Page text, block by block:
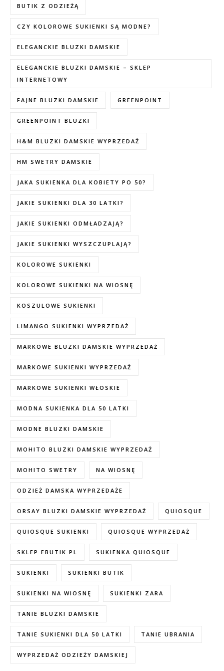
BUTIK Z ODZIEŻĄ
CZY KOLOROWE SUKIENKI SĄ MODNE?
ELEGANCKIE BLUZKI DAMSKIE
ELEGANCKIE BLUZKI DAMSKIE – SKLEP
INTERNETOWY
FAJNE BLUZKI DAMSKIE GREENPOINT
GREENPOINT BLUZKI
H&M BLUZKI DAMSKIE WYPRZEDAŻ
HM SWETRY DAMSKIE
JAKA SUKIENKA DLA KOBIETY PO 50?
JAKIE SUKIENKI DLA 30 LATKI?
JAKIE SUKIENKI ODMŁADZAJĄ?
JAKIE SUKIENKI WYSZCZUPLAJĄ?
KOLOROWE SUKIENKI
KOLOROWE SUKIENKI NA WIOSNĘ
KOSZULOWE SUKIENKI
LIMANGO SUKIENKI WYPRZEDAŻ
MARKOWE BLUZKI DAMSKIE WYPRZEDAŻ
MARKOWE SUKIENKI WYPRZEDAŻ
MARKOWE SUKIENKI WŁOSKIE
MODNA SUKIENKA DLA 50 LATKI
MODNE BLUZKI DAMSKIE
MOHITO BLUZKI DAMSKIE WYPRZEDAŻ
MOHITO SWETRY NA WIOSNĘ
ODZIEŻ DAMSKA WYPRZEDAŻE
ORSAY BLUZKI DAMSKIE WYPRZEDAŻ QUIOSQUE
QUIOSQUE SUKIENKI QUIOSQUE WYPRZEDAŻ
SKLEP EBUTIK.PL SUKIENKA QUIOSQUE
SUKIENKI SUKIENKI BUTIK
SUKIENKI NA WIOSNĘ SUKIENKI ZARA
TANIE BLUZKI DAMSKIE
TANIE SUKIENKI DLA 50 LATKI TANIE UBRANIA
WYPRZEDAŻ ODZIEŻY DAMSKIEJ